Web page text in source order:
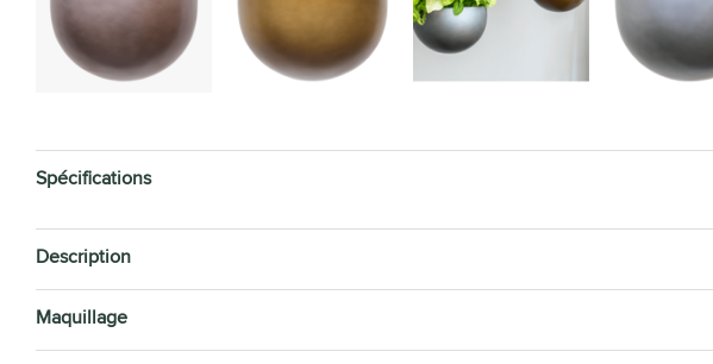
Spécifications
Description
Maquillage